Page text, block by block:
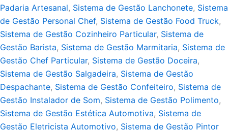
Padaria Artesanal, Sistema de Gestão Lanchonete, Sistema
de Gestão Personal Chef, Sistema de Gestão Food Truck,
Sistema de Gestão Cozinheiro Particular, Sistema de
Gestão Barista, Sistema de Gestão Marmitaria, Sistema de
Gestão Chef Particular, Sistema de Gestão Doceira,
Sistema de Gestão Salgadeira, Sistema de Gestão
Despachante, Sistema de Gestão Confeiteiro, Sistema de
Gestão Instalador de Som, Sistema de Gestão Polimento,
Sistema de Gestão Estética Automotiva, Sistema de
Gestão Eletricista Automotivo, Sistema de Gestão Pintor